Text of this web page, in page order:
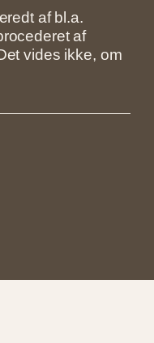
af bl.a.
af
vides ikke, om